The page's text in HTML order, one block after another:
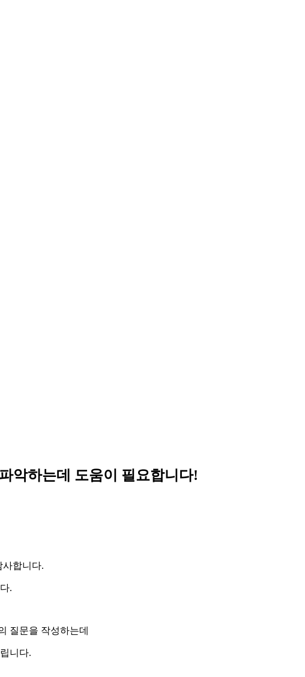
악하는데 도움이 필요합니다!
사합니다.
.
질문을 작성하는데
니다.